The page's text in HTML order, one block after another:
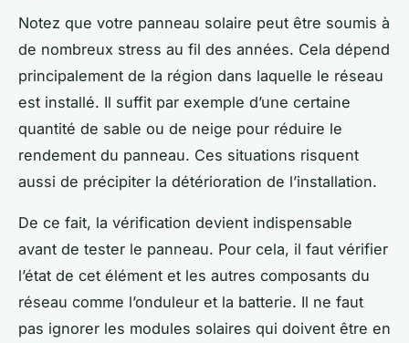
Notez que votre panneau solaire peut être soumis à
de nombreux stress au fil des années. Cela dépend
principalement de la région dans laquelle le réseau
est installé. Il suffit par exemple d’une certaine
quantité de sable ou de neige pour réduire le
rendement du panneau. Ces situations risquent
aussi de précipiter la détérioration de l’installation.
De ce fait, la vérification devient indispensable
avant de tester le panneau. Pour cela, il faut vérifier
l’état de cet élément et les autres composants du
réseau comme l’onduleur et la batterie. Il ne faut
pas ignorer les modules solaires qui doivent être en